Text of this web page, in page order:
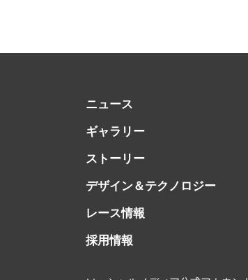
ニュース
ギャラリー
ストーリー
デザイン＆テクノロジー
レース情報
採用情報